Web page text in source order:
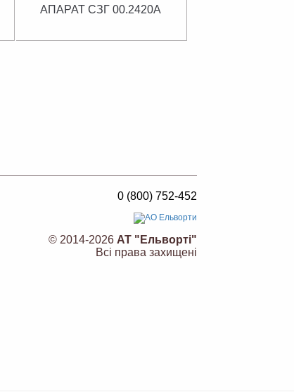
АПАРАТ СЗГ 00.2420А
0 (800) 752-452
© 2014-2026 АТ "Ельворті"
Всі права захищені